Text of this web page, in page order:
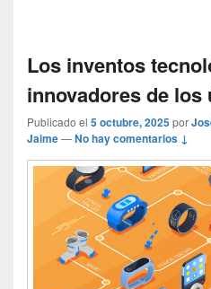
Los inventos
innovadores de
Publicado el 5 octubre, 2025por
Jaime—No hay comentarios ↓